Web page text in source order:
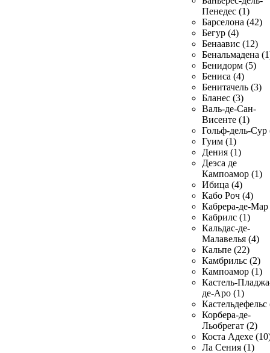
Пенедес (1)
Барселона (42)
Бегур (4)
Бенаавис (12)
Бенальмадена
Бенидорм (5)
Бениса (4)
Бенитачель (3)
Бланес (3)
Валь-де-Сан-
Висенте (1)
Гольф-дель-Сур
Гуим (1)
Дения (1)
Деэса де
Кампоамор (1)
Ибица (4)
Кабо Роч (4)
Кабрера-де-Мар
Кабрилс (1)
Кальдас-де-
Малавелья (4)
Кальпе (22)
Камбрильс (2)
Кампоамор (1)
Кастель-
де-Аро (1)
Кастельдефельс
Корбера-де-
Льобрегат (2)
Коста Адехе
Ла Сения (1)